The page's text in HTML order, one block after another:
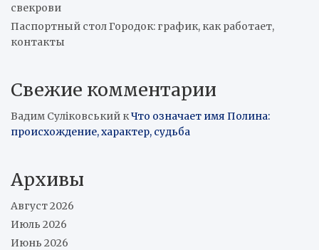
свекрови
Паспортный стол Городок: график, как работает,
контакты
Свежие комментарии
Вадим Суліковський кЧто означает имя Полина:
происхождение, характер, судьба
Архивы
Август 2026
Июль 2026
Июнь 2026